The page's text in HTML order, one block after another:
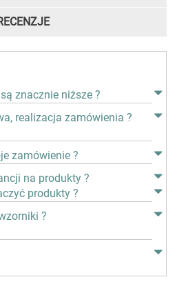
znacznie niższe ?
realizacja zamówienia ?
zamówienie ?
na produkty ?
produkty ?
?